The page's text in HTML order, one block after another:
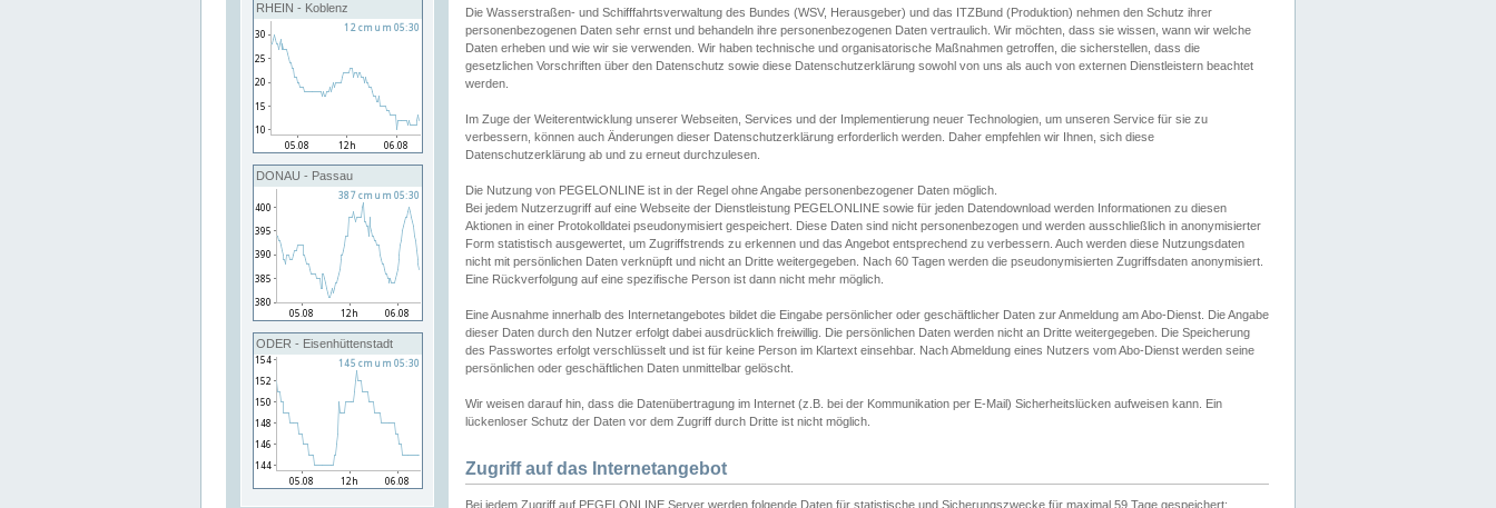
RHEIN - Koblenz
DONAU - Passau
ODER - Eisenhüttenstadt
Die Wasserstraßen- und Schifffahrtsverwaltung des Bundes (WSV, Herausgeber) und das ITZBund (Produktion) nehmen den Schutz ihrer
personenbezogenen Daten sehr ernst und behandeln ihre personenbezogenen Daten vertraulich. Wir möchten, dass sie wissen, wann wir welche
Daten erheben und wie wir sie verwenden. Wir haben technische und organisatorische Maßnahmen getroffen, die sicherstellen, dass die
gesetzlichen Vorschriften über den Datenschutz sowie diese Datenschutzerklärung sowohl von uns als auch von externen Dienstleistern beachtet
werden.
Im Zuge der Weiterentwicklung unserer Webseiten, Services und der Implementierung neuer Technologien, um unseren Service für sie zu
verbessern, können auch Änderungen dieser Datenschutzerklärung erforderlich werden. Daher empfehlen wir Ihnen, sich diese
Datenschutzerklärung ab und zu erneut durchzulesen.
Die Nutzung von PEGELONLINE ist in der Regel ohne Angabe personenbezogener Daten möglich.
Bei jedem Nutzerzugriff auf eine Webseite der Dienstleistung PEGELONLINE sowie für jeden Datendownload werden Informationen zu diesen
Aktionen in einer Protokolldatei pseudonymisiert gespeichert. Diese Daten sind nicht personenbezogen und werden ausschließlich in anonymisierter
Form statistisch ausgewertet, um Zugriffstrends zu erkennen und das Angebot entsprechend zu verbessern. Auch werden diese Nutzungsdaten
nicht mit persönlichen Daten verknüpft und nicht an Dritte weitergegeben. Nach 60 Tagen werden die pseudonymisierten Zugriffsdaten anonymisiert.
Eine Rückverfolgung auf eine spezifische Person ist dann nicht mehr möglich.
Eine Ausnahme innerhalb des Internetangebotes bildet die Eingabe persönlicher oder geschäftlicher Daten zur Anmeldung am Abo-Dienst. Die Angabe
dieser Daten durch den Nutzer erfolgt dabei ausdrücklich freiwillig. Die persönlichen Daten werden nicht an Dritte weitergegeben. Die Speicherung
des Passwortes erfolgt verschlüsselt und ist für keine Person im Klartext einsehbar. Nach Abmeldung eines Nutzers vom Abo-Dienst werden seine
persönlichen oder geschäftlichen Daten unmittelbar gelöscht.
Wir weisen darauf hin, dass die Datenübertragung im Internet (z.B. bei der Kommunikation per E-Mail) Sicherheitslücken aufweisen kann. Ein
lückenloser Schutz der Daten vor dem Zugriff durch Dritte ist nicht möglich.
Zugriff auf das Internetangebot
Bei jedem Zugriff auf PEGELONLINE Server werden folgende Daten für statistische und Sicherungszwecke für maximal 59 Tage gespeichert: